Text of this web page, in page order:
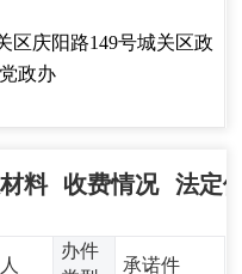
区庆阳路149号城关区政
政办
料 收费情况 法定
办件
承诺件